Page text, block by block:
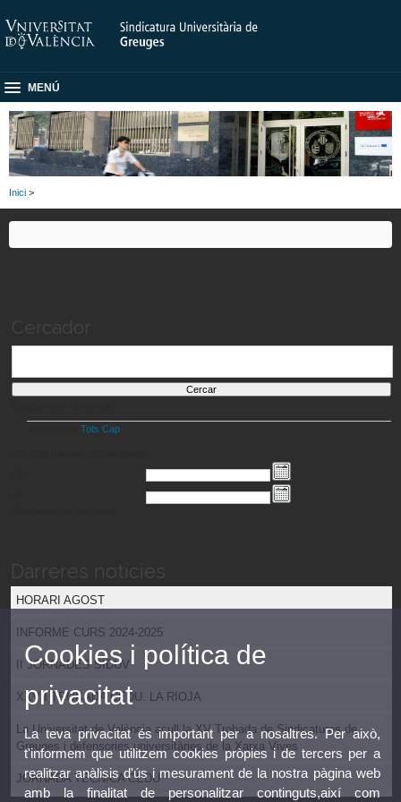
MENÚ
Inici >
Cercador
Tots Cap
Darreres notícies
HORARI AGOST
INFORME CURS 2024-2025
II JORNADES SIDUV
XXVII TROBADA CEDU. LA RIOJA
La Universitat de València acull la XV Trobada de Sindicatures de
Greuges i defensories universitàries de la Xarxa Vives
JORNADA TÈCNICA CEDU
Cookies i política de
privacitat
La teva privacitat és important per a nosaltres. Per això,
t'informem que utilitzem cookies pròpies i de tercers per a
realitzar anàlisis d'ús i mesurament de la nostra pàgina web
amb la finalitat de personalitzar continguts,així com